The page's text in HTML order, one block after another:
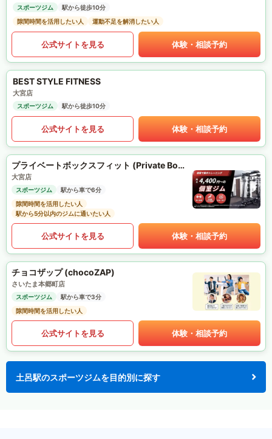
スポーツジム
駅から徒歩10分
隙間時間を活用したい人
運動不足を解消したい人
公式サイトを見る 体験・相談予約
BEST STYLE FITNESS
大宮店
スポーツジム 駅から徒歩10分
公式サイトを見る 体験・相談予約
プライベートボックスフィット (Private Box Fit)
大宮店
スポーツジム
駅から車で6分
隙間時間を活用したい人
駅から5分以内のジムに通いたい人
公式サイトを見る 体験・相談予約
チョコザップ (chocoZAP)
さいたま本郷町店
スポーツジム
駅から車で3分
隙間時間を活用したい人
公式サイトを見る 体験・相談予約
土呂駅のスポーツジムを目的別に探す